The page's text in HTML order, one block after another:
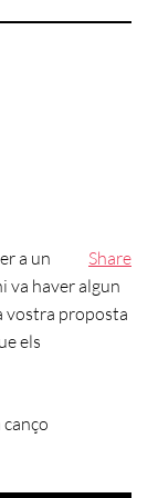
Share
a un
va haver algun
vostra proposta
els